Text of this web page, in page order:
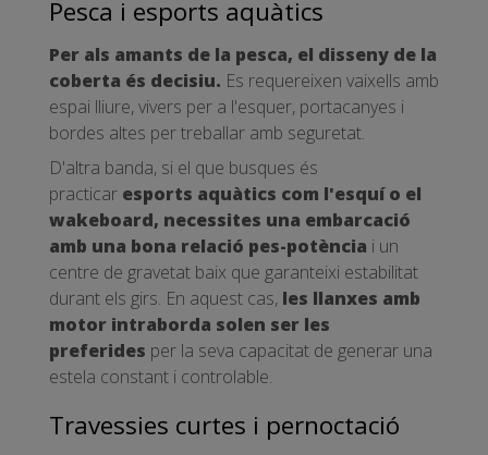
Pesca i esports aquàtics
Per als amants de la pesca, el disseny de la
coberta és decisiu. Es requereixen vaixells amb
espai lliure, vivers per a l'esquer, portacanyes i
bordes altes per treballar amb seguretat.
D'altra banda, si el que busques és
practicar esports aquàtics com l'esquí o el
wakeboard, necessites una embarcació
amb una bona relació pes-potència i un
centre de gravetat baix que garanteixi estabilitat
durant els girs. En aquest cas, les llanxes amb
motor intraborda solen ser les
preferides per la seva capacitat de generar una
estela constant i controlable.
Travessies curtes i pernoctació